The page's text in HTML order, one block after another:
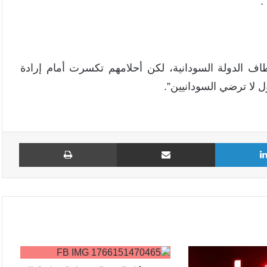
الدولة السودانية، لكن أحلامهم تكسرت أمام إرادة
ترضي السودانيين”.
لينكدإن مشاركة عبر البريد